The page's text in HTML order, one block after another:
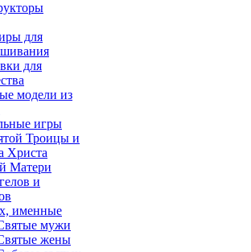
для
для
модели из
игры
Троицы и
Христа
Матери
и
именные
мужи
жены